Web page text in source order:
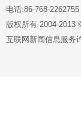
电话:86-768-
版权所有 2004-2013
互联网新闻信息服务